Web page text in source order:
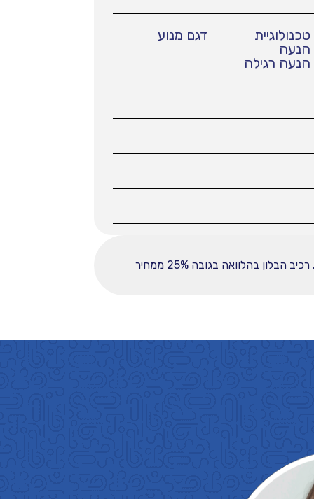
טכנולוגיית
הנעה
הנעה רגילה
דגם מנוע
ההחזר החודשי לחודש המפורט לעיל מבוסס על עסקה הכוללת מקדמה בסך 36000, ובפריסה ל-60 תשלומים. רכיב הבלון בהלוואה בגובה 25% ממחיר